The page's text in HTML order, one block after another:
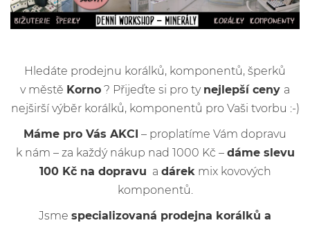
Hledáte prodejnu korálků, komponentů, šperků
v městě Korno ? Přijeďte si pro ty nejlepší ceny a
nejširší výběr korálků, komponentů pro Vaši tvorbu :-)
Máme pro Vás AKCI – proplatíme Vám dopravu
k nám – za každý nákup nad 1000 Kč – dáme slevu
100 Kč na dopravu a dárek mix kovových
komponentů.
Jsme specializovaná prodejna korálků a